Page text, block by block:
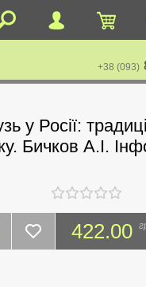
+38 (093)
у Росії:
Бичков А.І.
422.00